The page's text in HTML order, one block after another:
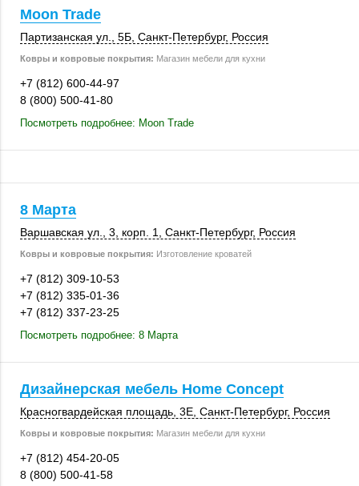
Moon Trade
Партизанская ул., 5Б, Санкт-Петербург, Россия
Ковры и ковровые покрытия: Магазин мебели для кухни
+7 (812) 600-44-97
8 (800) 500-41-80
Посмотреть подробнее: Moon Trade
8 Марта
Варшавская ул., 3 корп. 1 Санкт-Петербург, Россия
Ковры и ковровые покрытия: Изготовление кроватей
+7 (812) 309-10-53
+7 (812) 335-01-36
+7 (812) 337-23-25
Посмотреть подробнее: 8 Марта
Дизайнерская мебель Home Concept
Красногвардейская площадь, 3Е, Санкт-Петербург, Россия
Ковры и ковровые покрытия: Магазин мебели для кухни
+7 (812) 454-20-05
8 (800) 500-41-58